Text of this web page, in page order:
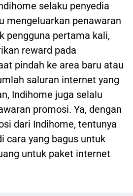
selaku penyedia
mengeluarkan penawaran
pengguna pertama kali,
reward pada
pindah ke area baru atau
saluran internet yang
Indihome juga selalu
promosi. Ya, dengan
dari Indihome, tentunya
cara yang bagus untuk
untuk paket internet